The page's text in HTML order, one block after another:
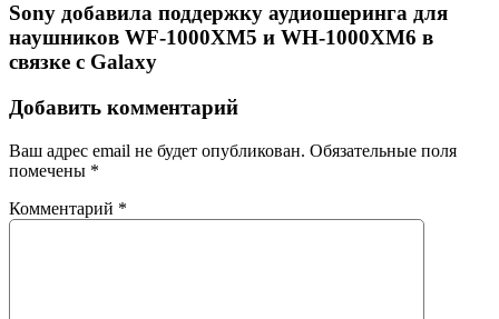
Sony добавила поддержку аудиошеринга для
наушников WF-1000XM5 и WH-1000XM6 в
связке с Galaxy
Добавить комментарий
Ваш адрес email не будет опубликован. Обязательные поля
помечены *
Комментарий *